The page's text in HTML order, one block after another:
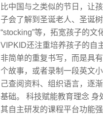
比中国与之类似的节日，让
子会了解到圣诞老人、圣诞
“stocking”等，拓宽孩子的文
VIPKID还注重培养孩子的自
非简单的重复书写，而是具
个故事，或者录制一段英文
己查阅资料、组织语言，逐
基础。 科技赋能教育理念 身
其自主研发的课程平台功能